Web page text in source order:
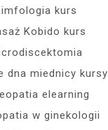
kurs
Kobido kurs
dna miednicy kursy
elearning
w ginekologii